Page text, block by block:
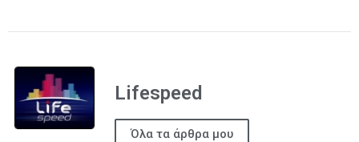
Lifespeed
Όλα τα άρθρα μου